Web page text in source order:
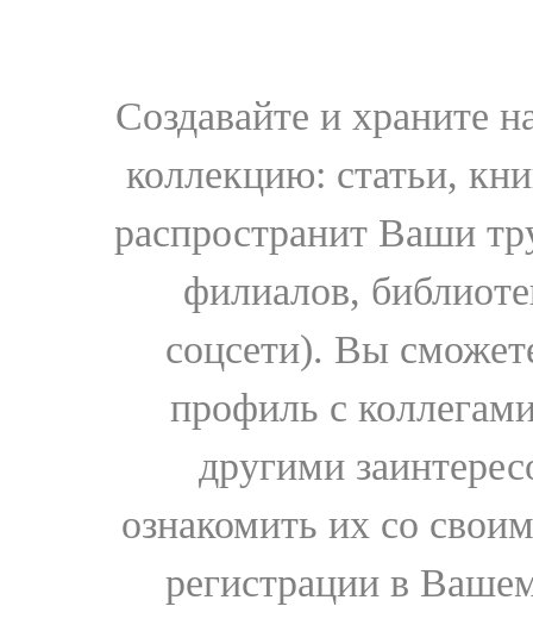
Создавайте и храните
коллекцию: статьи,
распространит Ваши
филиалов,
соцсети). Вы
профиль с
другими
ознакомить их со
регистрации в